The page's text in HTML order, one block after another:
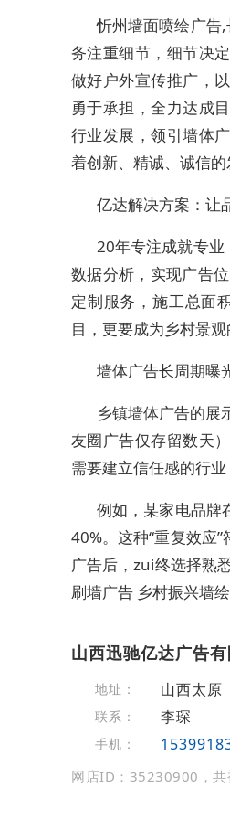
忻州墙面喷绘广告
务注重细节，细节决
做好户外宣传推广，
勇于承担，全力达成
行业发展，领引墙体
着创新、精诚、诚信的
亿达解决方案：让
20年专注成就专业
数据分析，实现广告
定制服务，施工总面
目，更要成为乡村景观
墙体广告长周期
乡镇墙体广告的展
友圈广告仅存留数天
需要建立信任感的行业
例如，某家电品牌
40%。这种“重复效应
广告后，zui终选择熟
刷墙广告 乡村振兴墙绘
山西迅驰亿达广告
地址： 山西太原
联系： 李琛
手机：
网店ID：35230900，